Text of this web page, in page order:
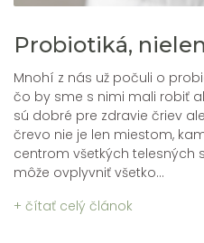
Probiotiká,
Mnohí z nás už počuli o
čo by sme s nimi mali robiť
sú dobré pre zdravie čriev
črevo nie je len miestom,
centrom všetkých telesných
môže ovplyvniť všetko...
+ čítať celý článok